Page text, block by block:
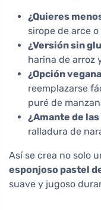
¿Quieres
sirope de arce
¿Versión sin
harina de arroz
¿Opción
reemplazarse
puré de
¿Amante de
ralladura de
Así se crea no solo
esponjoso pastel
suave y jugoso